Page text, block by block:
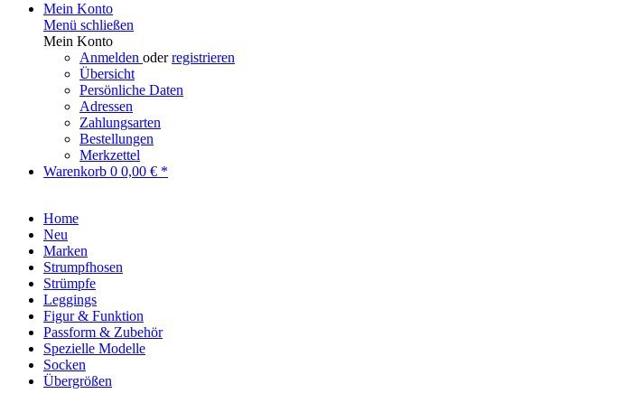
Mein Konto
Menü schließen
Mein Konto
Anmelden oderregistrieren
Übersicht
Persönliche Daten
Adressen
Zahlungsarten
Bestellungen
Merkzettel
Warenkorb 0 0,00 € *
Home
Neu
Marken
Strumpfhosen
Strümpfe
Leggings
Figur & Funktion
Passform & Zubehör
Spezielle Modelle
Socken
Übergrößen